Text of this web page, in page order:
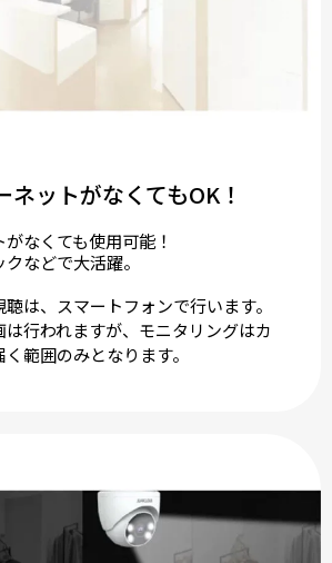
ネットがなくてもOK！
なくても使用可能！
などで大活躍。
は、スマートフォンで行います。
行われますが、モニタリングはカ
範囲のみとなります。